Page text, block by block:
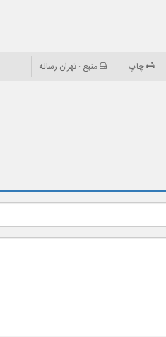
چاپ منبع : تهران رسانه